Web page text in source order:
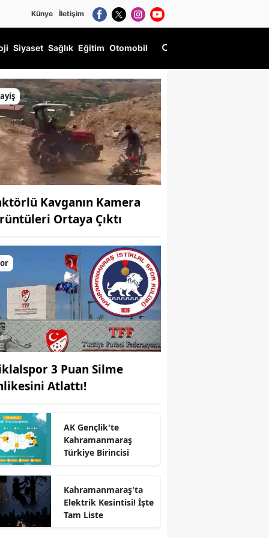
Künye İletişim
Siyaset Sağlık Eğitim Otomobil
Kavganın Kamera
Ortaya Çıktı
3 Puan Silme
Atlattı!
AK Gençlik'te
Kahramanmaraş
Türkiye Birincisi
Kahramanmaraş'ta
Elektrik Kesintisi! İşte
Tam Liste